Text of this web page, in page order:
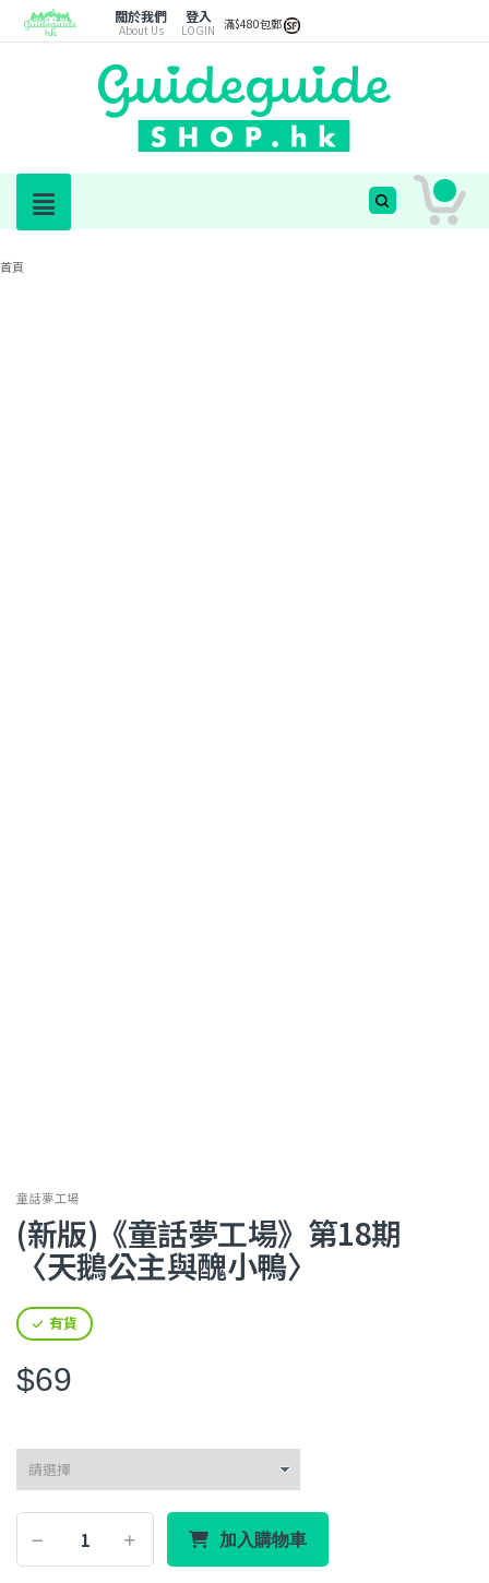
關於我們
About Us
登入
LOGIN 滿$480包郵
首頁
童話夢工場
(新版)《童話夢工場》第18期
〈天鵝公主與醜小鴨〉
有貨
$69
加入購物車